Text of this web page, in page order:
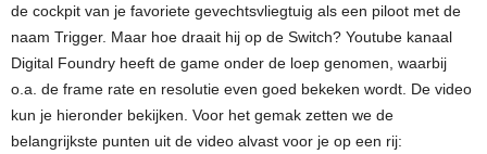
de cockpit van je favoriete gevechtsvliegtuig als een piloot met de
naam Trigger. Maar hoe draait hij op de Switch? Youtube kanaal
Digital Foundry heeft de game onder de loep genomen, waarbij
o.a. de frame rate en resolutie even goed bekeken wordt. De video
kun je hieronder bekijken. Voor het gemak zetten we de
belangrijkste punten uit de video alvast voor je op een rij: